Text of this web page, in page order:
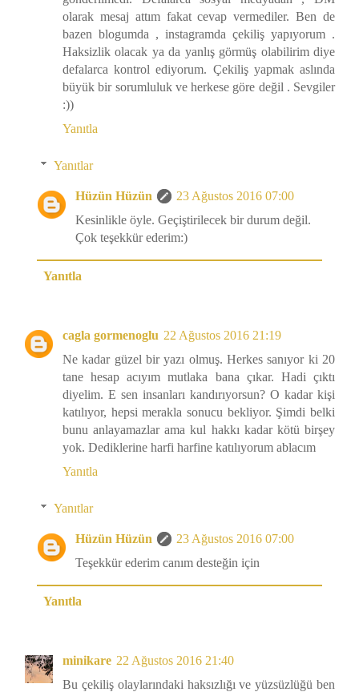
olarak mesaj attım fakat cevap vermediler. Ben de
bazen blogumda , instagramda çekiliş yapıyorum .
Haksizlik olacak ya da yanlış görmüş olabilirim diye
defalarca kontrol ediyorum. Çekiliş yapmak aslında
büyük bir sorumluluk ve herkese göre değil . Sevgiler
:))
Yanıtla
Yanıtlar
Hüzün Hüzün
23 Ağustos 2016 07:00
Kesinlikle öyle. Geçiştirilecek bir durum değil.
Çok teşekkür ederim:)
Yanıtla
cagla gormenoglu 22 Ağustos 2016 21:19
Ne kadar güzel bir yazı olmuş. Herkes sanıyor ki 20
tane hesap acıyım mutlaka bana çıkar. Hadi çıktı
diyelim. E sen insanları kandırıyorsun? O kadar kişi
katılıyor, hepsi merakla sonucu bekliyor. Şimdi belki
bunu anlayamazlar ama kul hakkı kadar kötü birşey
yok. Dediklerine harfi harfine katılıyorum ablacım
Yanıtla
Yanıtlar
Hüzün Hüzün
23 Ağustos 2016 07:00
Teşekkür ederim canım desteğin için
Yanıtla
minikare 22 Ağustos 2016 21:40
Bu çekiliş olaylarındaki haksızlığı ve yüzsüzlüğü ben